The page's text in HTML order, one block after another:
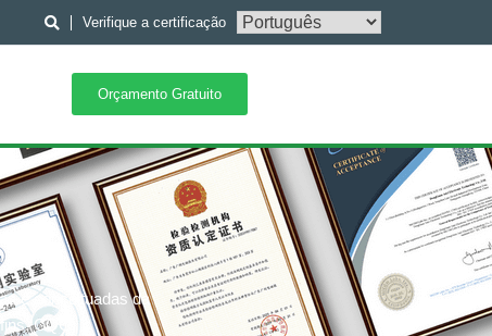
Verifique a certificação
Orçamento Gratuito
e conceituadas da
CQC,